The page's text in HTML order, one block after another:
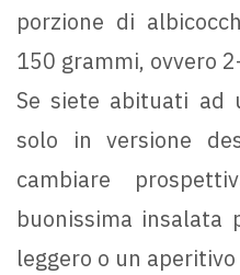
porzione di
150 grammi, ovvero
Se siete abituati ad
solo in versione
cambiare
buonissima
leggero o un